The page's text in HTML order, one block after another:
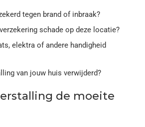
tegen brand of inbraak?
schade op deze locatie?
elektra of andere handigheid
van jouw huis verwijderd?
de moeite